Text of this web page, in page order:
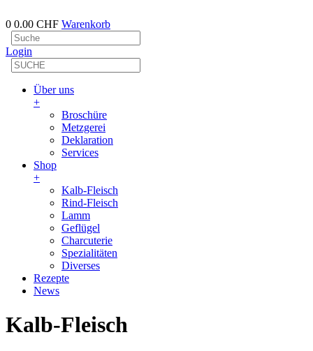
0 0.00 CHF Warenkorb
Login
Über uns
+
Broschüre
Metzgerei
Deklaration
Services
Shop
+
Kalb-Fleisch
Rind-Fleisch
Lamm
Geflügel
Charcuterie
Spezialitäten
Diverses
Rezepte
News
Kalb-Fleisch